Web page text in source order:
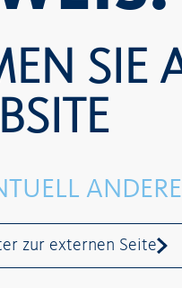
SIE
zur externen Seite